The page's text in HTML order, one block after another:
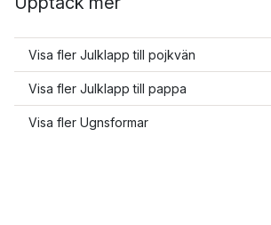
Visa fler Julklapp till pojkvän
Visa fler Julklapp till pappa
Visa fler Ugnsformar